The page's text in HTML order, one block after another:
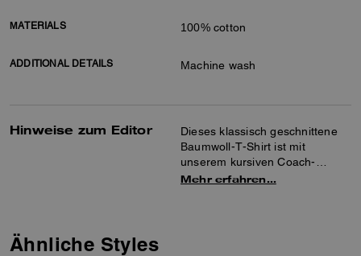
MATERIALS 100% cotton
ADDITIONAL DETAILS Machine wash
Hinweise zum Editor
Dieses klassisch geschnittene
Baumwoll-T-Shirt ist mit
unserem kursiven Coach-
Schriftzug bestickt und ein
Mehr erfahren…
Ähnliche Styles